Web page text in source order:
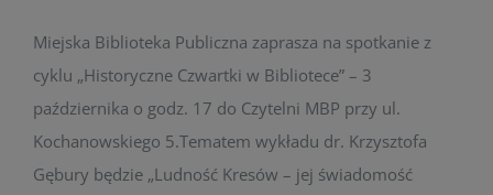
Miejska Biblioteka Publiczna zaprasza na spotkanie z
cyklu „Historyczne Czwartki w Bibliotece” – 3
października o godz. 17 do Czytelni MBP przy ul.
Kochanowskiego 5.Tematem wykładu dr. Krzysztofa
Gębury będzie „Ludność Kresów – jej świadomość